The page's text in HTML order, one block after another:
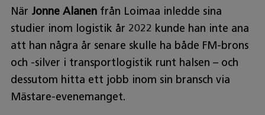
När Jonne Alanenfrån Loimaa inledde sina
studier inom logistik år 2022 kunde han inte ana
att han några år senare skulle ha både FM-brons
och -silver i transportlogistik runt halsen – och
dessutom hitta ett jobb inom sin bransch via
Mästare-evenemanget.